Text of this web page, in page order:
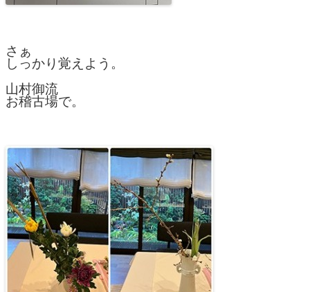
さぁ
しっかり覚えよう。
山村御流
お稽古場で。